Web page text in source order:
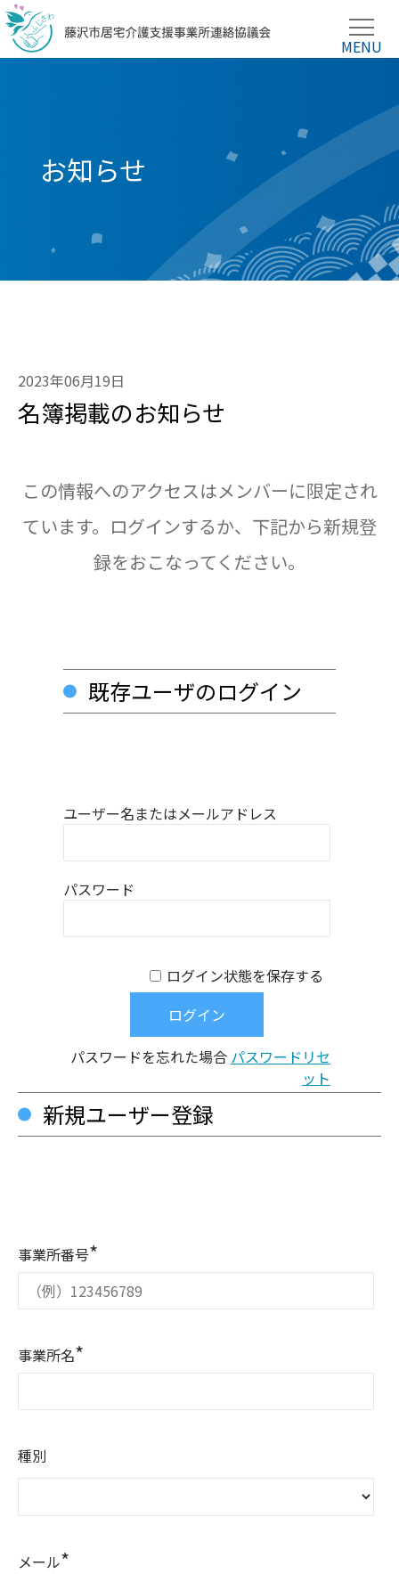
お知らせ
2023年06月19日
名簿掲載のお知らせ
この情報へのアクセスはメンバーに限定され
ています。ログインするか、下記から新規登
録をおこなってください。
既存ユーザのログイン
ユーザー名またはメールアドレス
パスワード
ログイン状態を保存する
パスワードを忘れた場合 パスワードリセ
ット
新規ユーザー登録
事業所番号*
事業所名*
種別
メール*